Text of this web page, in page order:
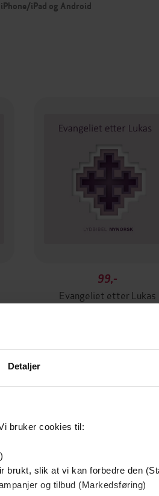
Detaljer
bruker cookies til:
brukt, slik at vi kan forbedre den
og tilbud (Markedsføring)
iPad og Android
99,-
Evangeliet etter Lukas